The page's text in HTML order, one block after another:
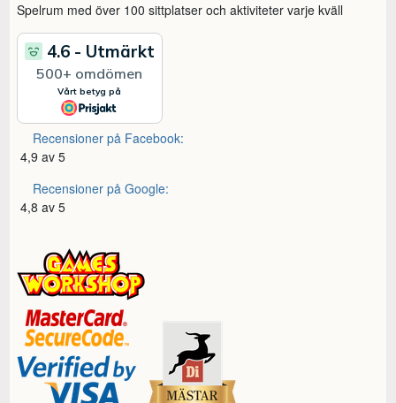
Spelrum med över 100 sittplatser och aktiviteter varje kväll
Recensioner på Facebook:
4,9 av 5
Recensioner på Google:
4,8 av 5